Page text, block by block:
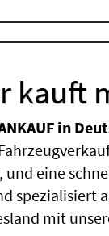
kauft
in
und eine
spezialisiert
mit